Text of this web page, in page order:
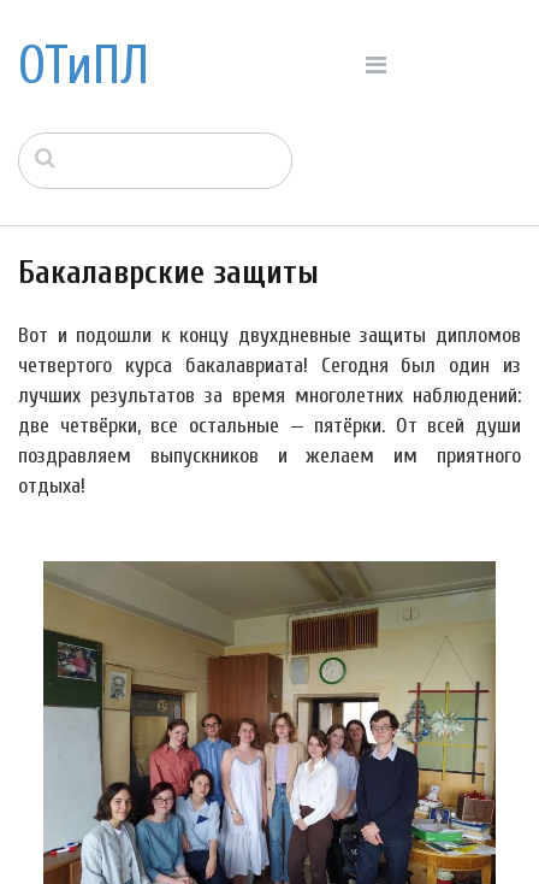
ОТиПЛ
Бакалаврские защиты
Вот и подошли к концу двухдневные защиты дипломов
четвертого курса бакалавриата! Сегодня был один из
лучших результатов за время многолетних наблюдений:
две четвёрки, все остальные — пятёрки. От всей души
поздравляем выпускников и желаем им приятного
отдыха!